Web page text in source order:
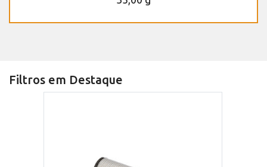
Filtros em Destaque